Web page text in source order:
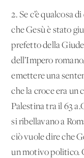
2. Se c’è qualcosa
che Gesù è stato
prefetto della
dell’Impero
emettere una
che la croce era un
Palestina tra il 63
si ribellavano a
ciò vuole dire che
un motivo politico.